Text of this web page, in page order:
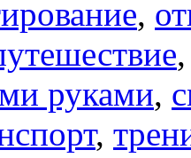
,
руками,
,